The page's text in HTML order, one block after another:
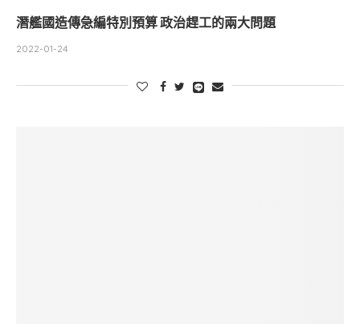
潛艦國造傳急編特別預算 政治趕工的兩大問題
2022-01-24